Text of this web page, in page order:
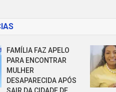
FAMÍLIA FAZ APELO
PARA ENCONTRAR
MULHER
DESAPARECIDA APÓS